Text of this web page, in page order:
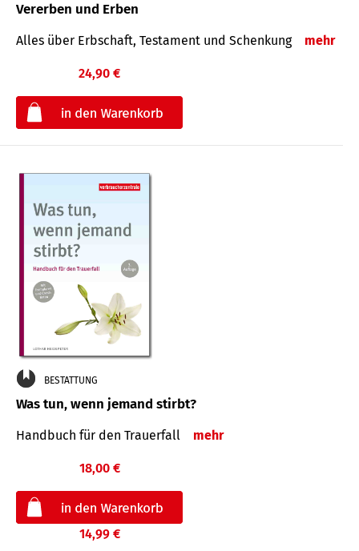
Vererben und Erben
Alles über Erbschaft, Testament und Schenkung mehr
24,90 €
BESTATTUNG
Was tun, wenn jemand stirbt?
Handbuch für den Trauerfall mehr
18,00 €
14,99 €